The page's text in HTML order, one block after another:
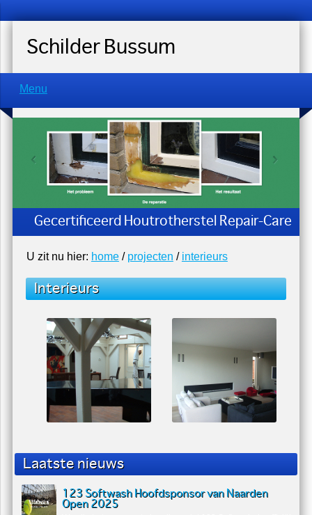
Schilder Bussum
Menu
Gecertificeerd Houtrotherstel Repair-Care
U zit nu hier:home/projecten/interieurs
Interieurs